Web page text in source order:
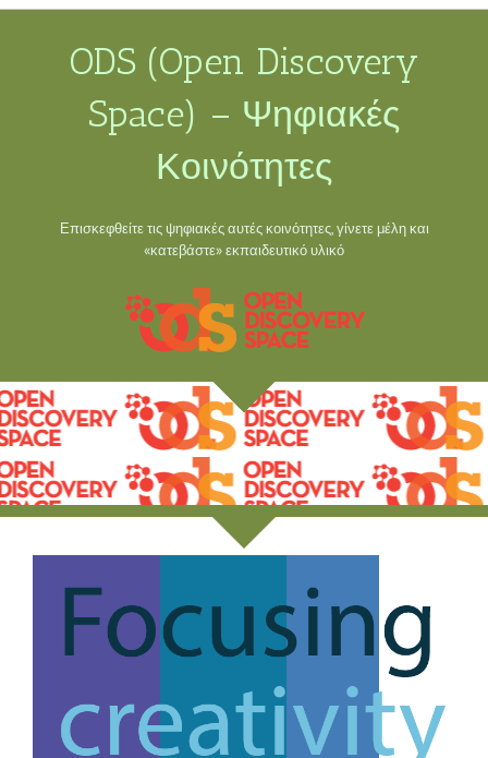
ODS (Open Discovery
Space) – Ψηφιακές
Κοινότητες
Επισκεφθείτε τις ψηφιακές αυτές κοινότητες, γίνετε μέλη και
«κατεβάστε» εκπαιδευτικό υλικό